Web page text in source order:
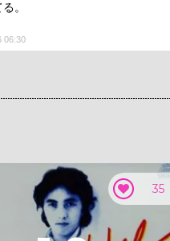
。
06:30
35